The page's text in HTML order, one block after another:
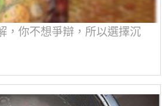
，你不想爭辯，所以選擇沉